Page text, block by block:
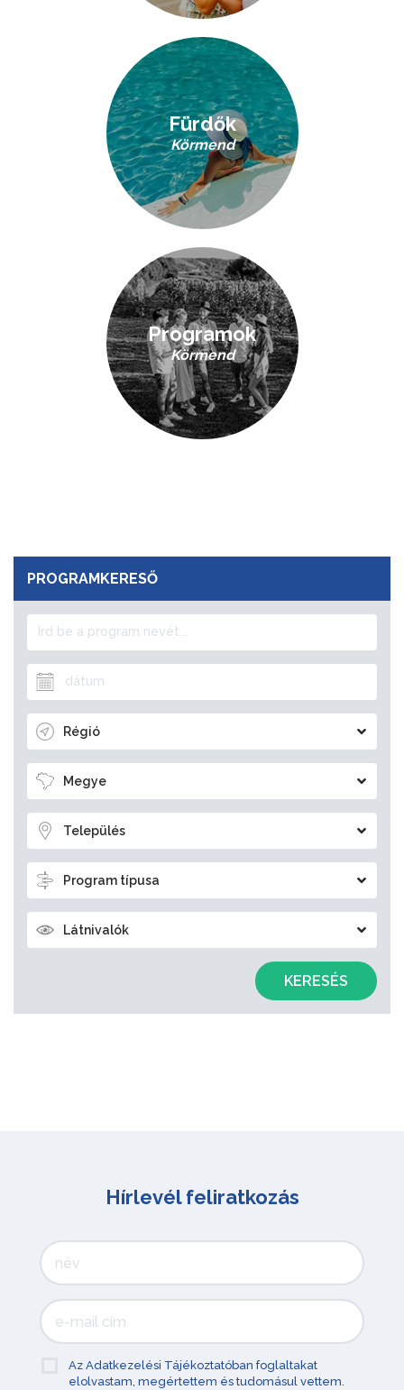
Fürdők
Körmend
Programok
Körmend
PROGRAMKERESŐ
Régió
Megye
Település
Program típusa
Látnivalók
KERESÉS
Hírlevél feliratkozás
Az Adatkezelési Tájékoztatóban foglaltakat
elolvastam, megértettem és tudomásul vettem.